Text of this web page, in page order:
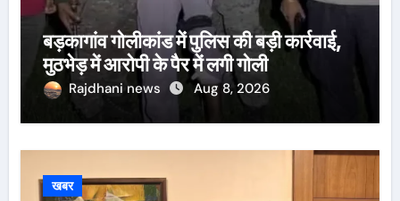
बड़कागांव गोलीकांड में पुलिस की बड़ी कार्रवाई,
मुठभेड़ में आरोपी के पैर में लगी गोली
Rajdhani news Aug 8, 2026
खबर